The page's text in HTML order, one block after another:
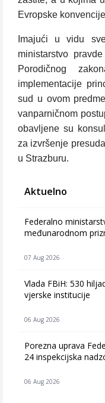
Evropske
Imajući u vidu
ministarstvo
Porodičnog
implementacije
sud u ovom
vanparničnom
obavljene su
za izvršenje
u Strazburu.
Aktuelno
Federalno
međunarodnom
07 Aug 2026
Vlada FBiH: 530
vjerske institucije
06 Aug 2026
Porezna uprava
24 inspekcijska
06 Aug 2026